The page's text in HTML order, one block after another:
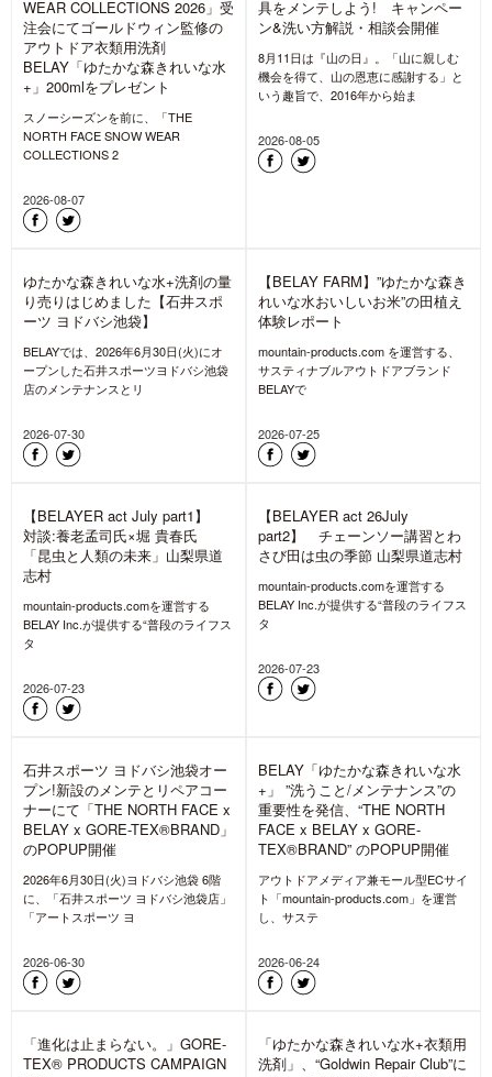
フルカーボン1本わずか106グラム、超軽量ポー
ルで山を駆ける。【MOUNTAIN KING】
「THE NORTH FACE SNOW
アウトドア衣類用洗剤
BELAY「ゆたかな森きれいな水
+」200mlをプレゼント
スノーシーズンを前に、「THE
NORTH FACE SNOW WEAR
COLLECTIONS 2
2026-08-07
具をメンテしよう! キャンペー
ン&洗い方解説・相談会開催
8月11日は『山の日』。「山に親しむ
機会を得て、山の恩恵に感謝する」と
いう趣旨で、2016年から始ま